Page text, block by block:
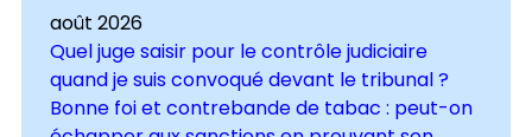
août 2026
Quel juge saisir pour le contrôle judiciaire
quand je suis convoqué devant le tribunal ?
Bonne foi et contrebande de tabac : peut-on